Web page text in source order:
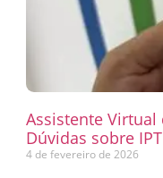
Assistente Virtual
Dúvidas sobre
4 de fevereiro de 2026